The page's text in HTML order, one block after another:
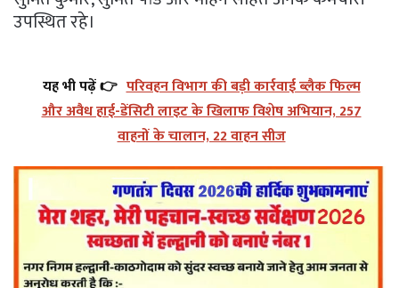
उपस्थित रहे।
यह भी पढ़ें 👉 परिवहन विभाग की बड़ी कार्रवाई ब्लैक फिल्म
और अवैध हाई-डेंसिटी लाइट के खिलाफ विशेष अभियान, 257
वाहनों के चालान, 22 वाहन सीज